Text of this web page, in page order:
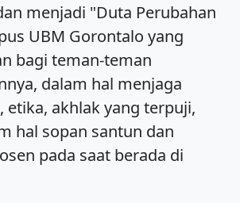
menjadi "Duta Perubahan
UBM Gorontalo yang
bagi teman-teman
dalam hal menjaga
etika, akhlak yang terpuji,
hal sopan santun dan
pada saat berada di